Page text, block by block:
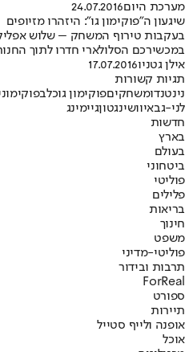
מערכת היום24.07.2016
שיגעון ה"פוקימון גו": היזהרו מזיופים
בעקבות טירוף המשחק – שלוש
במכשירכם הסלולארי חדרו לתוך
אילן גטניו17.07.2016
תגיות קשורות
נינטנדומשחקיםפוקימון גוכלב
לני-גבאיוושינגטוןגיימינג
חדשות
בארץ
בעולם
ביטחוני
פוליטי
פלילים
בריאות
חינוך
משפט
פוליטי-מדיני
תרבות ובידור
ForReal
ספורט
תיירות
אופנה ולייף סטייל
אוכל